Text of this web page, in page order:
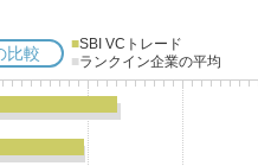
比較 ■SBI VCトレード
■ランクイン企業の平均